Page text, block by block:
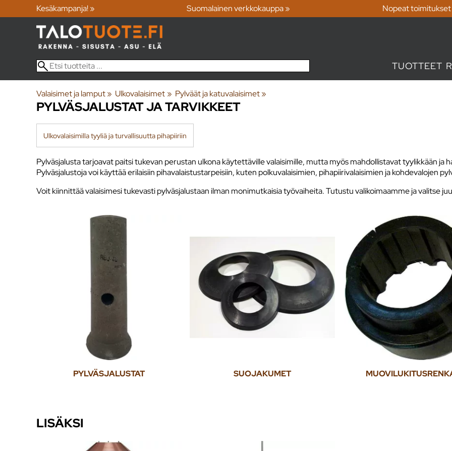
Kesäkampanja! » Suomalainen verkkokauppa » Nopeat
TUOTTEET
Valaisimet ja lamput‪» Ulkovalaisimet ‪» Pylväät ja katuvalaisimet ‪»
PYLVÄSJALUSTAT JA TARVIKKEET
Ulkovalaisimilla tyyliä ja turvallisuutta pihapiiriin
Pylväsjalusta tarjoavat paitsi tukevan perustan ulkona käytettäville valaisimille, mutta myös mahdollistavat tyylikkään ja
Pylväsjalustoja voi käyttää erilaisiin pihavalaistustarpeisiin, kuten polkuvalaisimien, pihapiirivalaisimien ja kohdevalojen
Voit kiinnittää valaisimesi tukevasti pylväsjalustaan ilman monimutkaisia työvaiheita. Tutustu valikoimaamme ja valitse
PYLVÄSJALUSTAT SUOJAKUMET
LISÄKSI